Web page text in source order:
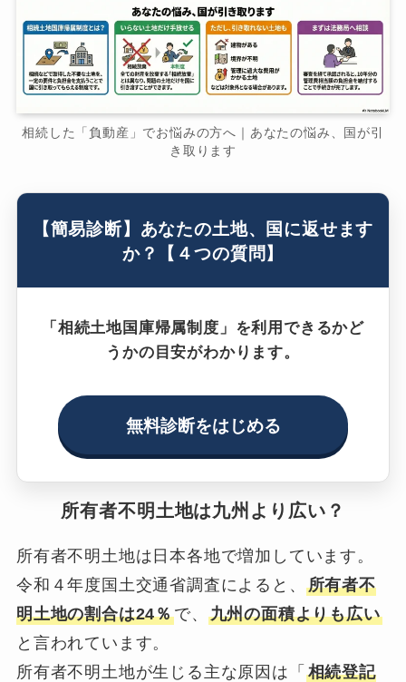
相続した「負動産」でお悩みの方へ｜あなたの悩み、国が引
き取ります
【簡易診断】あなたの土地、国に返せます
か？【４つの質問】
「相続土地国庫帰属制度」を利用できるかど
うかの目安がわかります。
無料診断をはじめる
所有者不明土地は九州より広い？
所有者不明土地は日本各地で増加しています。
令和４年度国土交通省調査によると、 所有者不
明土地の割合は24％で、 九州の面積よりも広い
と言われています。
所有者不明土地が生じる主な原因は「 相続登記